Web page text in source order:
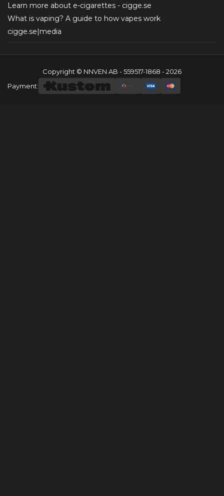
Learn more about e-cigarettes - cigge.se
What is vaping? A guide to how vapes work
cigge.se|media
Copyright © NNVEN AB - 559517-1868 - 2026
Payment: